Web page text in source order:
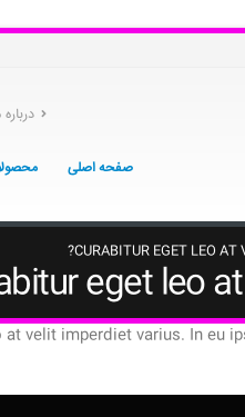
درباره
صفحه اصلی
CURABITUR EGET LEO AT
eget leo
velit imperdiet varius. In eu